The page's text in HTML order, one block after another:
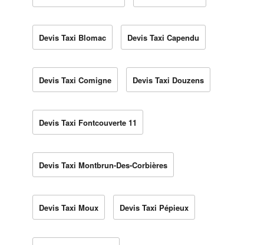
Devis Taxi Blomac Devis Taxi Capendu
Devis Taxi Comigne Devis Taxi Douzens
Devis Taxi Fontcouverte 11
Devis Taxi Montbrun-Des-Corbières
Devis Taxi Moux Devis Taxi Pépieux